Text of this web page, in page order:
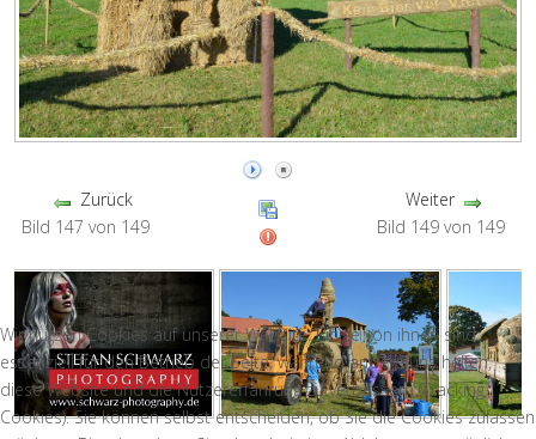
Zurück
Bild 147 von 149
Weiter
Bild 149 von 149
Wir nutzen Cookies auf unserer Website. Einige von ihnen sind
essenziell für den Betrieb der Seite, während andere uns helfen,
diese Website und die Nutzererfahrung zu verbessern (Tracking
Cookies). Sie können selbst entscheiden, ob Sie die Cookies zulassen